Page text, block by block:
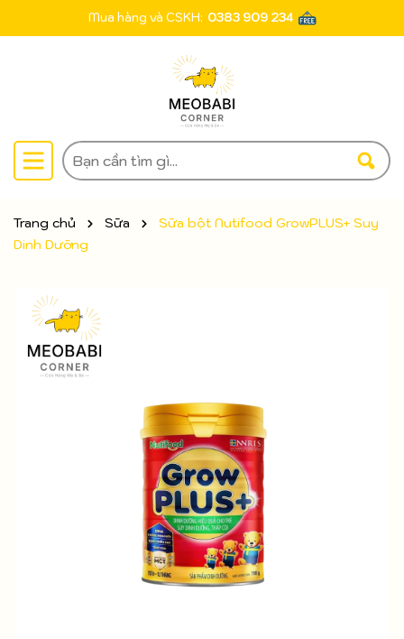
Mua hàng và CSKH: 0383 909 234
Trang chủ Sữa
Sữa bột Nutifood GrowPLUS+ Suy
Dinh Dưỡng